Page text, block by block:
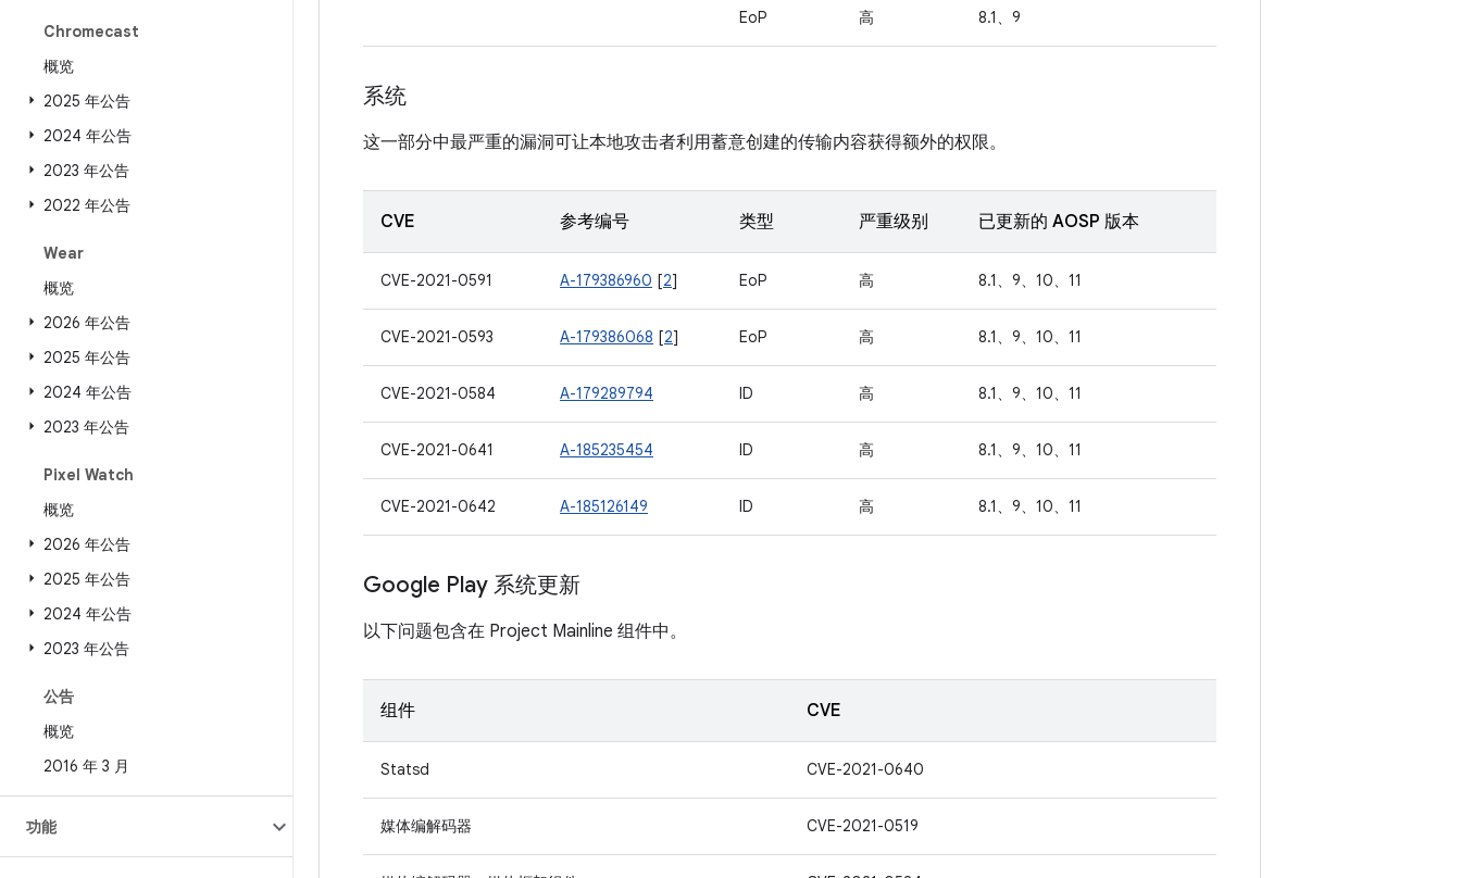
Chromecast
概览
2025 年公告
2024 年公告
2023 年公告
2022 年公告
Wear
概览
2026 年公告
2025 年公告
2024 年公告
2023 年公告
Pixel Watch
概览
2026 年公告
2025 年公告
2024 年公告
2023 年公告
公告
概览
2016 年 3 月
功能
EoP 高 8.1、9
系统
这一部分中最严重的漏洞可让本地攻击者利用蓄意创建的传输内容获得额外的权限。
CVE 参考编号 类型 严重级别 已更新的 AOSP 版本
CVE-2021-0591 A-179386960 [2] EoP 高 8.1、9、10、11
CVE-2021-0593 A-179386068 [2] EoP 高 8.1、9、10、11
CVE-2021-0584 A-179289794 ID 高 8.1、9、10、11
CVE-2021-0641 A-185235454 ID 高 8.1、9、10、11
CVE-2021-0642 A-185126149 ID 高 8.1、9、10、11
Google Play 系统更新
以下问题包含在 Project Mainline 组件中。
组件 CVE
Statsd CVE-2021-0640
媒体编解码器 CVE-2021-0519